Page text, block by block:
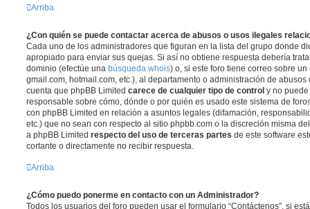
Arriba
¿Con quién se puede contactar acerca de abusos o usos ilegales
Cada uno de los administradores que figuran en la lista del grupo donde
apropiado para enviar sus quejas. Si así no obtiene respuesta debería
dominio (efectúe una búsqueda whois) o, si este foro tiene correo sobre
gmail.com, hotmail.com, etc.), al departamento o administración de
cuenta que phpBB Limited carece de cualquier tipo de control y no
responsable sobre cómo, dónde o por quién es usado este sistema de
con phpBB Limited en relación a asuntos legales (difamación,
etc.) que no sean con respecto al sitio phpbb.com o la discreción misma
a phpBB Limited respecto del uso de terceras partes de este software
cortante o directamente no recibir respuesta.
Arriba
¿Cómo puedo ponerme en contacto con un Administrador?
Todos los usuarios del foro pueden usar el formulario “Contáctenos”, si